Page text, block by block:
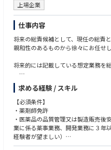
上場企業
仕事内容
将来の総責候補として、現任の総責
親和性のあるものから徐々にお任せし
将来的には記載している想定業務を
・三役会議の運営。
・品質保証責任者及び安全管理責任
・品質保証部門、安全管理統括部門
る部門及び責任者との連携。
・品質保証責任者及び安全管理責
・製造販売業者への業務報告及び意
・医薬品製造販売業許可更新対応。
求める経験 / スキル
【必須条件】
・薬剤師免許
・医薬品の品質管理又は製造販売後
業に係る薬事業務、開発業務に３年
経験者が望ましい）
・管理職としてのご経験